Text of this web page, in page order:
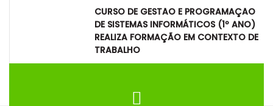
CURSO DE GESTÃO E PROGRAMAÇÃO
DE SISTEMAS INFORMÁTICOS (1º ANO)
REALIZA FORMAÇÃO EM CONTEXTO DE
TRABALHO